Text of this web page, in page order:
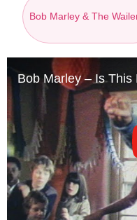
Bob Marley & The
Bob Marley – Is